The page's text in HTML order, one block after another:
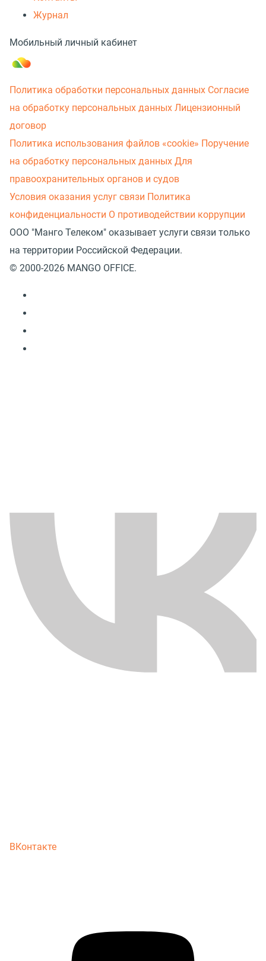
Журнал
Мобильный личный кабинет
Политика обработки персональных данных Согласие
на обработку персональных данных Лицензионный
договор
Политика использования файлов «cookie» Поручение
на обработку персональных данных Для
правоохранительных органов и судов
Условия оказания услуг связи Политика
конфиденциальности О противодействии коррупции
ООО "Манго Телеком" оказывает услуги связи только
на территории Российской Федерации.
© 2000-2026 MANGO OFFICE.
ВКонтакте